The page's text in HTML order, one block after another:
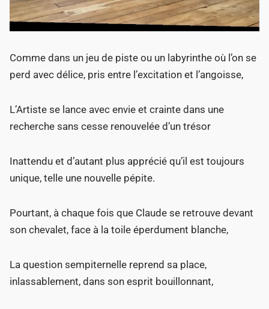
Comme dans un jeu de piste ou un labyrinthe où l’on se
perd avec délice, pris entre l’excitation et l’angoisse,
L’Artiste se lance avec envie et crainte dans une
recherche sans cesse renouvelée d’un trésor
Inattendu et d’autant plus apprécié qu’il est toujours
unique, telle une nouvelle pépite.
Pourtant, à chaque fois que Claude se retrouve devant
son chevalet, face à la toile éperdument blanche,
La question sempiternelle reprend sa place,
inlassablement, dans son esprit bouillonnant,